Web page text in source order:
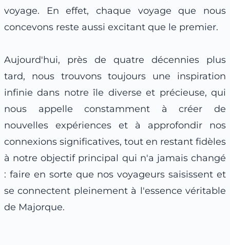
voyage. En effet, chaque voyage que nous
concevons reste aussi excitant que le premier.
Aujourd'hui, près de quatre décennies plus
tard, nous trouvons toujours une inspiration
infinie dans notre île diverse et précieuse, qui
nous appelle constamment à créer de
nouvelles expériences et à approfondir nos
connexions significatives, tout en restant fidèles
à notre objectif principal qui n'a jamais changé
: faire en sorte que nos voyageurs saisissent et
se connectent pleinement à l'essence véritable
de Majorque.